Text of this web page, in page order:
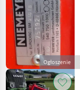
Ogłoszenie